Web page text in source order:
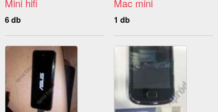
Mini hifi
6 db
Mac mini
1 db